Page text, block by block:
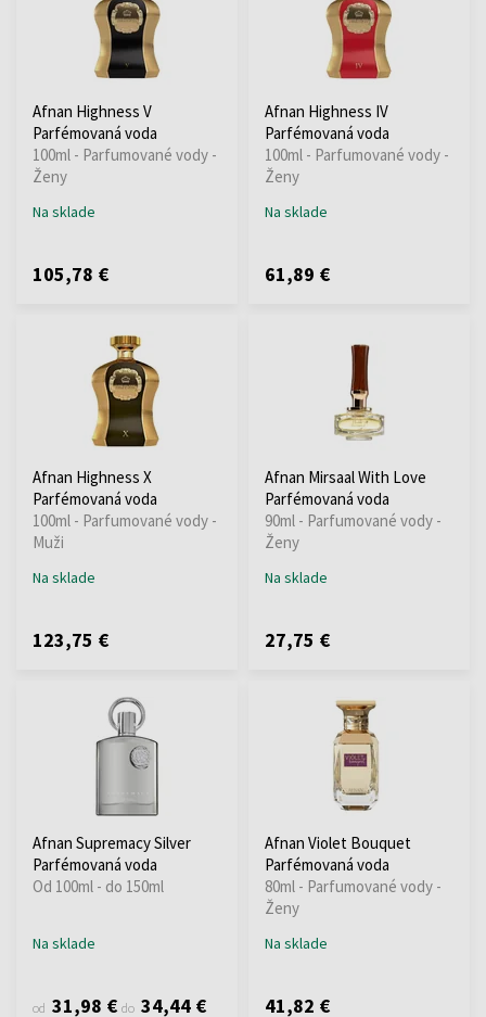
Afnan Highness V
Parfémovaná voda
100ml - Parfumované vody -
Ženy
Na sklade
105,78 €
Afnan Highness IV
Parfémovaná voda
100ml - Parfumované vody -
Ženy
Na sklade
61,89 €
Afnan Highness X
Parfémovaná voda
100ml - Parfumované vody -
Muži
Na sklade
123,75 €
Afnan Mirsaal With Love
Parfémovaná voda
90ml - Parfumované vody -
Ženy
Na sklade
27,75 €
Afnan Supremacy Silver
Parfémovaná voda
Od 100ml - do 150ml
Na sklade
od 31,98 € do 34,44 €
Afnan Violet Bouquet
Parfémovaná voda
80ml - Parfumované vody -
Ženy
Na sklade
41,82 €